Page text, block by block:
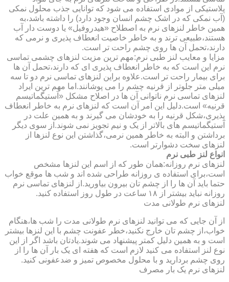
پلاستیکی از موادی استفاده می شود که توانایی جذب محلول نمکی
(آب نمکی که در اشک چشم انسان وجود دارد) را داشته باشد،به
همین خاطر لنزهای نرم به اصطلاح «هیدروفیل» یا دوست دار آب
هستند،طبیعی ترند و به خاطر خاصیت انعطاف پذیری و نرمی که
دارند،تحمل آن ها روی چشم راحت تر است.
مزایا و معایب لنز طبی نرم:مهم ترین مزیت لنزهای چشمی تماسی
نرم این است که به خاطر انعطاف پذیری ای که دارند،تحمل آن ها
برای بیمار راحت تر است.علاوه براین لنزهای تماسی نرم دو تا سه
میلی متر جلوتر از قرنیه چشم را می پوشانند.اما مهم ترین ایراد
لنزهای تماسی نرم ناتوانی آن ها در اصلاح مشکل «آستیگماتیسم
قرنیه» است.دلیل این امر آن است که لنزهای نرم به خاطر انعطاف
پذیری،شکل قرنیه را به خودشان می گیرند و به همین علت در
آستیگماتیسم های بالاتر از یک و نیم تجویز نمی شوند.از سوی دیگر
برداشتن و البته به خاطر همین نرمی،گذاشتن این نوع لنزها از
لنزهای سخت دشوارتر است.
انواع لنز طبی نرم
لنزهای نرم روزانه:همان طور که از اسم این لنزها مشخص
است،برای استفاده ی روزانه طراحی شده اند و شب ها موقع خواب
حتما باید آن ها را از چشم تان بیرون بیاورید.از لنزهای تماسی نرم
روزانه نباید بیشتر از ۱۸ ساعت در طول روز استفاده کنید.
لنزهای نرم طولانی مدت
از آن جایی که می توانید لنزهای نرم طولانی مدت را شب ها،هنگام
خواب،از چشم تان خارج نکنید،خطر عفونت چشم با این لنزها بیشتر
است و به همین دلیل کمتر پیشنهاد می شوند.یادتان باشد اگر از این
نوع لنز استفاده می کنید لازم است که هفته ای یک بار آن ها را از
روی چشم بردارید و با محلول مخصوص تمیز و ضدعفونی کنید.
لنزهای نرم یک بار مصرف